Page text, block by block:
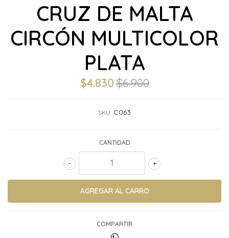
CRUZ DE MALTA
CIRCÓN MULTICOLOR
PLATA
$4.830$6.900
SKU: C063
CANTIDAD
+
-
COMPARTIR